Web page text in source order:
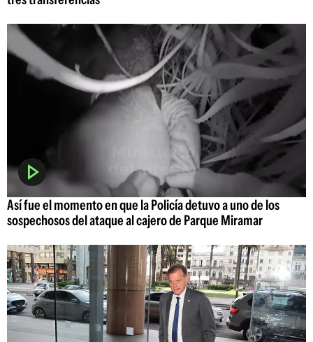
Así fue el momento en que la Policía detuvo a uno de los
sospechosos del ataque al cajero de Parque Miramar